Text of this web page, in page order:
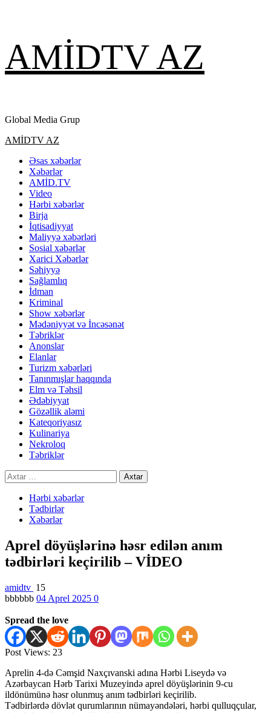
content
AMİDTV AZ
Global Media Grup
Primary
AMİDTV AZ
Əsas xəbərlər
Xəbərlər
AMİD.TV
Video
Hərbi xəbərlər
Birja
İqtisadiyyat
Maliyyə xəbərləri
Sosial xəbərlər
Xarici Xəbərlər
Səhiyyə
Sağlamlıq
İdman
Kriminal
Show xəbərlər
Mədəniyyət və İncəsənət
Təbriklər
Anonslar
Elanlar
Turizm xəbərləri
Tanınmışlar haqqında
Elm və Təhsil
Ədəbiyyat
Gözəllik aləmi
Kateqoriyasız
Kulinariya
Nekroloq
Təbriklər
Axtarış:
Hərbi xəbərlər
Tədbirlər
Xəbərlər
Aprel döyüşlərinə həsr edilən anım
tədbirləri keçirilib – VİDEO
amidtv 15
bbbbbb 04 Aprel 2025 0
Spread the love
Post Views: 23
Aprelin 4-də Cəmşid Naxçıvanski adına Hərbi Liseydə və
Azərbaycan Hərb Tarixi Muzeyində aprel döyüşlərinin 9-cu
ildönümünə həsr olunmuş anım tədbirləri keçirilib.
Tədbirlərdə dövlət qurumlarının nümayəndələri, hərbi qulluqçular,